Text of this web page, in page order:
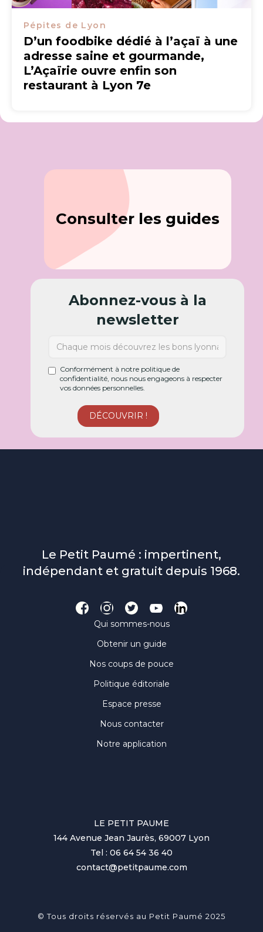
Pépites de Lyon
D’un foodbike dédié à l’açaï à une
adresse saine et gourmande,
L’Açaïrie ouvre enfin son
restaurant à Lyon 7e
Consulter les guides
Abonnez-vous à la
newsletter
Conformément à notre politique de
confidentialité, nous nous engageons à respecter
vos données personnelles.
Le Petit Paumé : impertinent,
indépendant et gratuit depuis 1968.
Qui sommes-nous
Obtenir un guide
Nos coups de pouce
Politique éditoriale
Espace presse
Nous contacter
Notre application
LE PETIT PAUME
144 Avenue Jean Jaurès, 69007 Lyon
Tel : 06 64 54 36 40
contact@petitpaume.com
© Tous droits réservés au Petit Paumé 2025